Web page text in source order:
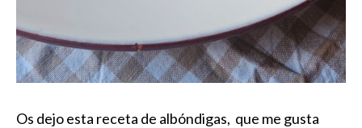
Os dejo esta receta de albóndigas, que me gusta